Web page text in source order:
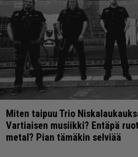
Miten taipuu Trio
Vartiaisen musiikki? Entäpä
metal? Pian tämäkin selviää